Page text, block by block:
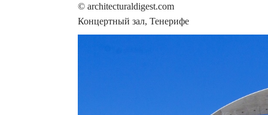
© architecturaldigest.com
Концертный зал, Тенерифе